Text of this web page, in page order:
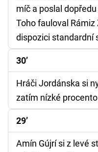
míč a poslal
Toho fauloval
dispozici standardní
30’
Hráči Jordánska si
zatím nízké
29’
Amín Gújrí si z levé